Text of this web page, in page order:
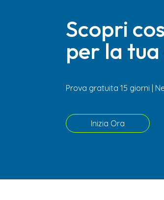
Scopri
per la
Prova gratuita 15 giorni |
Inizia Ora